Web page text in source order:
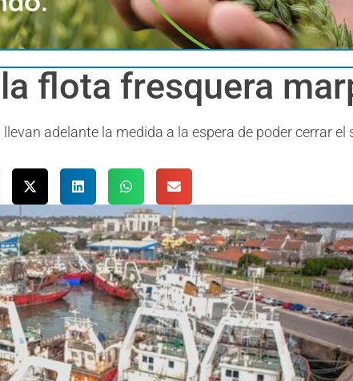
flota fresquera
adelante la medida a la espera de poder cerrar el